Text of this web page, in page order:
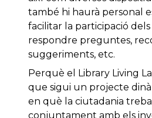
també hi haurà personal
facilitar la participació dels
respondre preguntes,
suggeriments, etc.
Perquè el Library Living
que sigui un projecte
en què la ciutadania
conjuntament amb els